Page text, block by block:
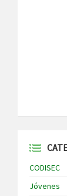
CODISEC
Jóvenes